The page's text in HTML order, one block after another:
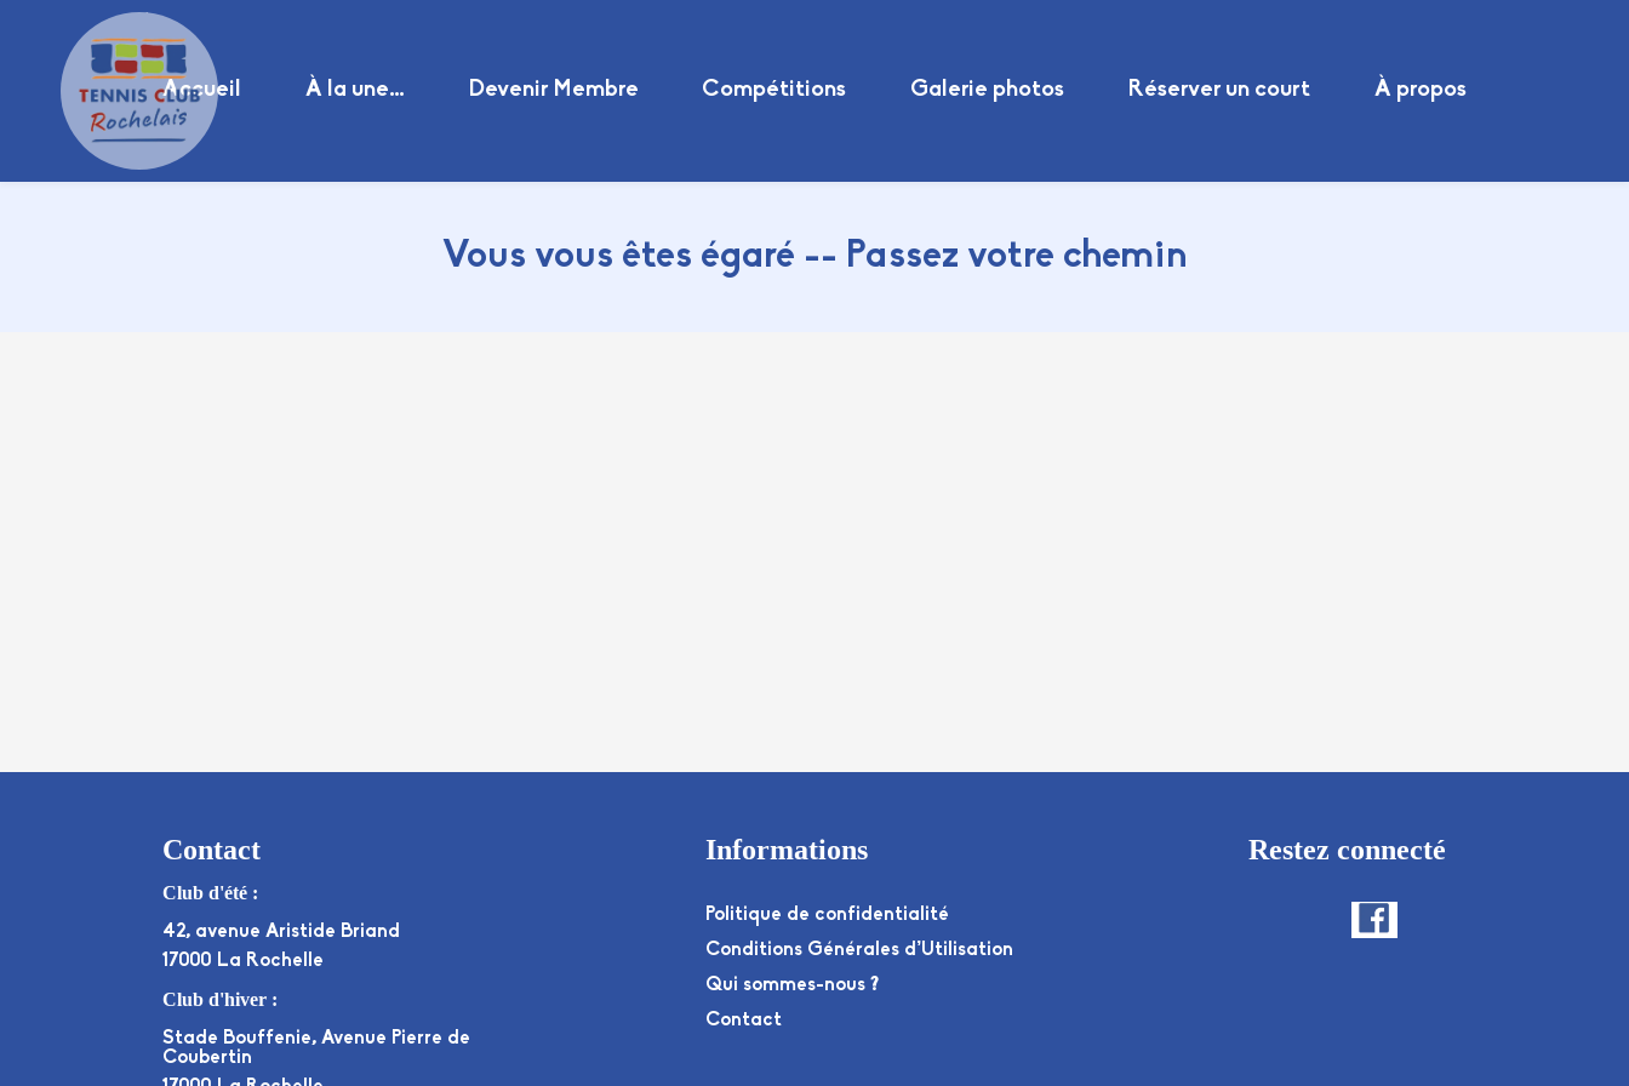
Accueil À la une… Devenir Membre Compétitions Galerie photos Réserver un court À propos
Vous vous êtes égaré -- Passez votre chemin
Contact
Club d'été :
42, avenue Aristide Briand
17000 La Rochelle
Club d'hiver :
Stade Bouffenie, Avenue Pierre de
Coubertin
Informations
Politique de confidentialité
Conditions Générales d’Utilisation
Qui sommes-nous ?
Contact
Restez connecté